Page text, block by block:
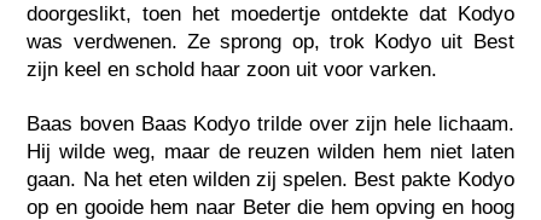
doorgeslikt, toen het moedertje ontdekte dat Kodyo
was verdwenen. Ze sprong op, trok Kodyo uit Best
zijn keel en schold haar zoon uit voor varken.
Baas boven Baas Kodyo trilde over zijn hele lichaam.
Hij wilde weg, maar de reuzen wilden hem niet laten
gaan. Na het eten wilden zij spelen. Best pakte Kodyo
op en gooide hem naar Beter die hem opving en hoog